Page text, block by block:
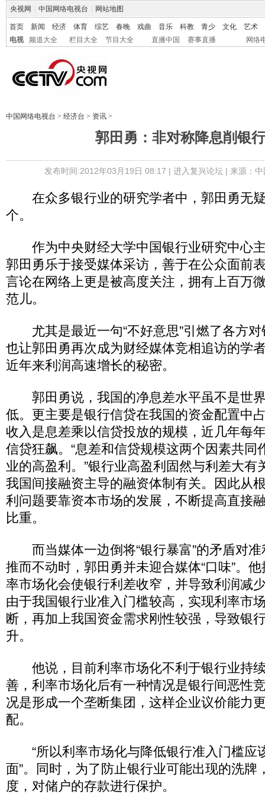
央视网 中国网络电视台 网站地图
首页 新闻 经济 体育 综艺 春晚 戏曲 音乐 科教 青少 文化
艺术
电视
频道大全 栏目大全 节目大全 直播中国 赛事直播 网络
中国网络电视台 > 经济台 > 资讯 >
郭田勇：非对称降息削银
发布时间:2012年03月19日 08:17 | 进入复兴论坛| 来源：
在众多银行业的研究学者中，郭田勇无疑
个。
作为中央财经大学中国银行业研究中心
郭田勇乐于接受媒体采访，善于在公众面前
言论在网络上更是被高度关注，拥有上百万
范儿。
尤其是最近一句“不好意思”引燃了各方对
也让郭田勇再次成为财经媒体竞相追访的学
近年来利润高速增长的秘密。
郭田勇说，我国的净息差水平虽不是世
低。更主要是银行信贷在我国的资金配置中
收入是息差乘以信贷投放的规模，近几年每
信贷狂飙。“息差和信贷规模这两个因素共同
业的高盈利。”银行业高盈利固然与利差大有
我国间接融资主导的融资体制有关。因此从
利问题要靠资本市场的发展，不断提高直接
比重。
而当媒体一边倒将“银行暴富”的矛盾对准
推而不动时，郭田勇并未迎合媒体“口味”。
率市场化会使银行利差收窄，并导致利润减
由于我国银行业准入门槛较高，实现利率市
断，再加上我国资金需求刚性较强，导致银
升。
他说，目前利率市场化不利于银行业持
善，利率市场化后有一种情况是银行间恶性
况是形成一个垄断集团，这样企业议价能力
配。
“所以利率市场化与降低银行准入门槛应
面”。同时，为了防止银行业可能出现的洗牌
度，对储户的存款进行保护。